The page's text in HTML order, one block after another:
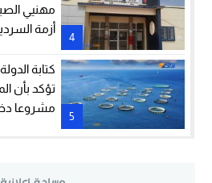
4
مهنيي
أزمة
5
كتابة
مشروعا